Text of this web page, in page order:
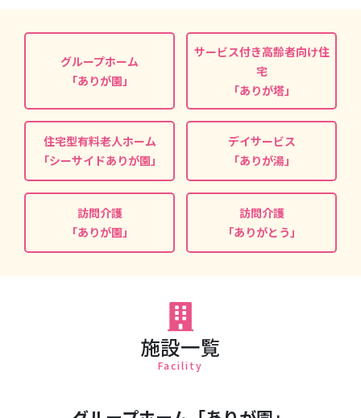
グループホーム
「ありが園」
サービス付き高齢者向け住
宅
「ありが塔」
住宅型有料老人ホーム
「シーサイドありが園」
デイサービス
「ありが湯」
訪問介護
「ありが園」
訪問介護
「ありがとう」
施設一覧